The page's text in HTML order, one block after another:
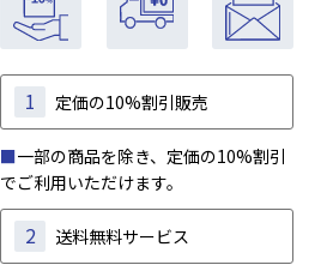
1 定価の10%割引販売
■一部の商品を除き、定価の10%割引
でご利用いただけます。
2 送料無料サービス